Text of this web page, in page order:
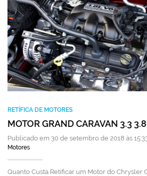
RETÍFICA DE MOTORES
MOTOR GRAND CARAVAN 3.3
Publicado em 30 de setembro de 2018 às
Motores
Quanto Custa Retificar um Motor do Chrysler